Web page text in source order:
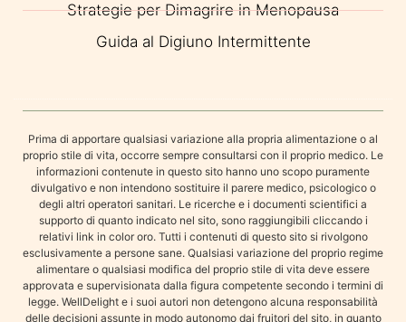
Strategie per Dimagrire in Menopausa
Guida al Digiuno Intermittente
Prima di apportare qualsiasi variazione alla propria alimentazione o al
proprio stile di vita, occorre sempre consultarsi con il proprio medico. Le
informazioni contenute in questo sito hanno uno scopo puramente
divulgativo e non intendono sostituire il parere medico, psicologico o
degli altri operatori sanitari. Le ricerche e i documenti scientifici a
supporto di quanto indicato nel sito, sono raggiungibili cliccando i
relativi link in color oro. Tutti i contenuti di questo sito si rivolgono
esclusivamente a persone sane. Qualsiasi variazione del proprio regime
alimentare o qualsiasi modifica del proprio stile di vita deve essere
approvata e supervisionata dalla figura competente secondo i termini di
legge. WellDelight e i suoi autori non detengono alcuna responsabilità
delle decisioni assunte in modo autonomo dai fruitori del sito, in quanto